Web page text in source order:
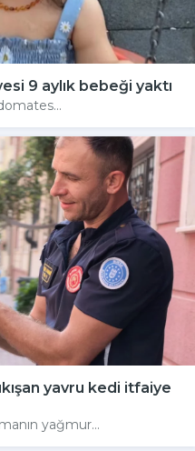
9 aylık bebeği yaktı
yavru kedi itfaiye
yağmur...